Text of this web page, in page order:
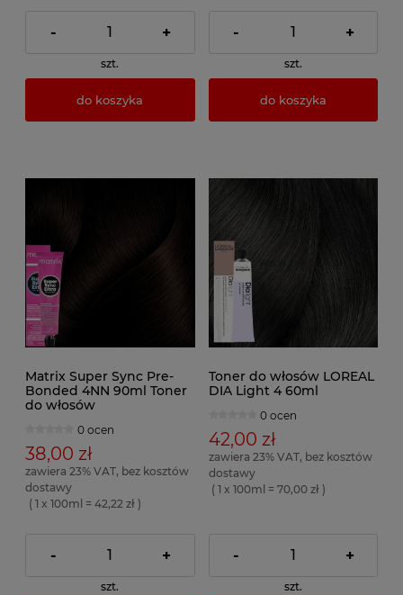
- +
szt.
do koszyka
- +
szt.
do koszyka
Matrix Super Sync Pre-
Bonded 4NN 90ml Toner
do włosów
0 ocen
38,00 zł
zawiera 23% VAT, bez kosztów
dostawy
( 1 x 100ml = 42,22 zł )
- +
szt.
Toner do włosów LOREAL
DIA Light 4 60ml
0 ocen
42,00 zł
zawiera 23% VAT, bez kosztów
dostawy
( 1 x 100ml = 70,00 zł )
- +
szt.